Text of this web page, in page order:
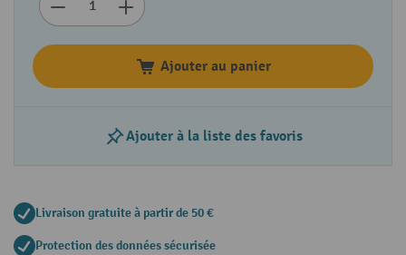
Ajouter au panier
Ajouter à la liste des favoris
Livraison gratuite à partir de 50 €
Protection des données sécurisée